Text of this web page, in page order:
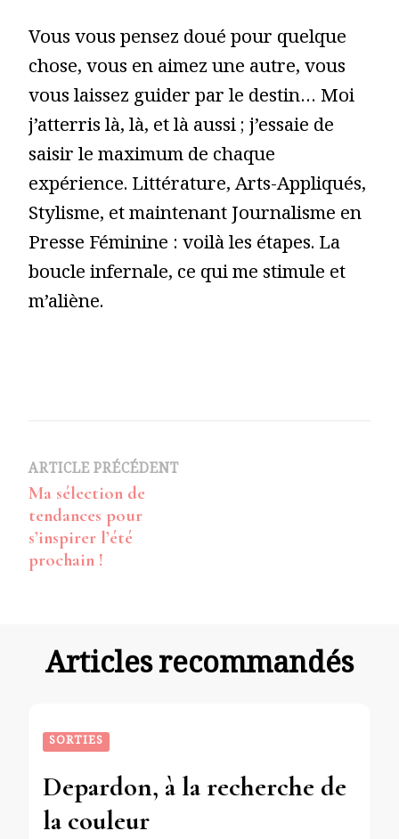
Vous vous pensez doué pour quelque
chose, vous en aimez une autre, vous
vous laissez guider par le destin… Moi
j’atterris là, là, et là aussi ; j’essaie de
saisir le maximum de chaque
expérience. Littérature, Arts-Appliqués,
Stylisme, et maintenant Journalisme en
Presse Féminine : voilà les étapes. La
boucle infernale, ce qui me stimule et
m’aliène.
Navigation
d’article
ARTICLE PRÉCÉDENT
Ma sélection de
tendances pour
s’inspirer l’été
prochain !
Articles recommandés
SORTIES
Depardon, à la recherche de
la couleur